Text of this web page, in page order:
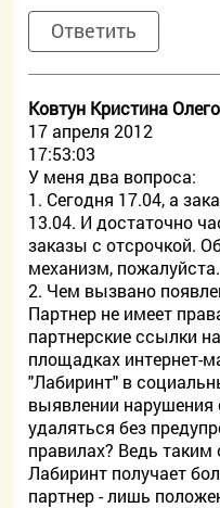
Ответить
Ковтун Кристина
17 апреля 2012
17:53:03
У меня два вопроса:
1. Сегодня 17.04, а
13.04. И достаточно
заказы с отсрочкой.
механизм, пожалуйста.
2. Чем вызвано
Партнер не имеет
партнерские ссылки
площадках интернет-
"Лабиринт" в
выявлении нарушения
удаляться без
правилах? Ведь таким
Лабиринт получает
партнер - лишь